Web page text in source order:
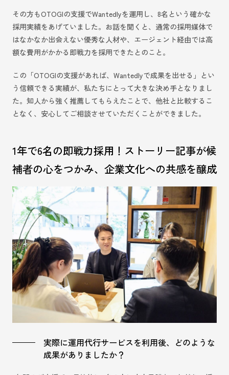
その方もOTOGIの支援でWantedlyを運用し、8名という確かな
採用実績をあげていました。お話を聞くと、通常の採用媒体で
はなかなか出会えない優秀な人材や、エージェント経由では高
額な費用がかかる即戦力を採用できたとのこと。
この「OTOGIの支援があれば、Wantedlyで成果を出せる」とい
う信頼できる実績が、私たちにとって大きな決め手となりまし
た。知人から強く推薦してもらえたことで、他社と比較するこ
となく、安心してご相談させていただくことができました。
1年で6名の即戦力採用！ストーリー記事が候
補者の心をつかみ、企業文化への共感を醸成
実際に運用代行サービスを利用後、どのような
成果がありましたか？